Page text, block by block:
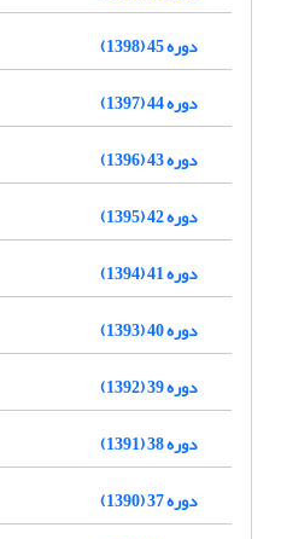
دوره 45 (1398)
دوره 44 (1397)
دوره 43 (1396)
دوره 42 (1395)
دوره 41 (1394)
دوره 40 (1393)
دوره 39 (1392)
دوره 38 (1391)
دوره 37 (1390)